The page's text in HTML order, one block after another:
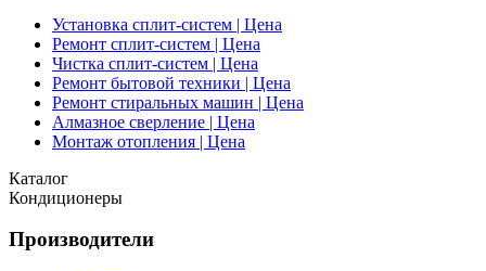
Установка сплит-систем | Цена
Ремонт сплит-систем | Цена
Чистка сплит-систем | Цена
Ремонт бытовой техники | Цена
Ремонт стиральных машин | Цена
Алмазное сверление | Цена
Монтаж отопления | Цена
Каталог
Кондиционеры
Производители